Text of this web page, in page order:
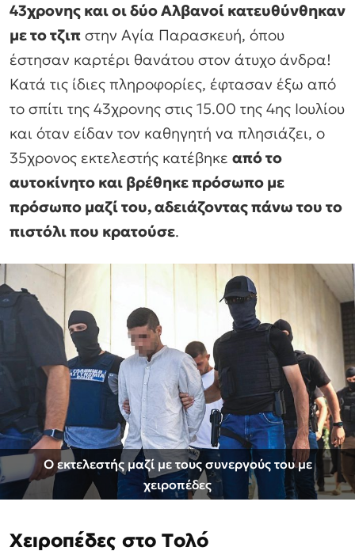
43χρονης και οι δύο Αλβανοί κατευθύνθηκαν
με το τζιπ στην Αγία Παρασκευή, όπου
έστησαν καρτέρι θανάτου στον άτυχο άνδρα!
Κατά τις ίδιες πληροφορίες, έφτασαν έξω από
το σπίτι της 43χρονης στις 15.00 της 4ης Ιουλίου
και όταν είδαν τον καθηγητή να πλησιάζει, ο
35χρονος εκτελεστής κατέβηκε από το
αυτοκίνητο και βρέθηκε πρόσωπο με
πρόσωπο μαζί του, αδειάζοντας πάνω του το
πιστόλι που κρατούσε.
Ο εκτελεστής μαζί με τους συνεργούς του με
χειροπέδες
Xειροπέδες στο Τολό